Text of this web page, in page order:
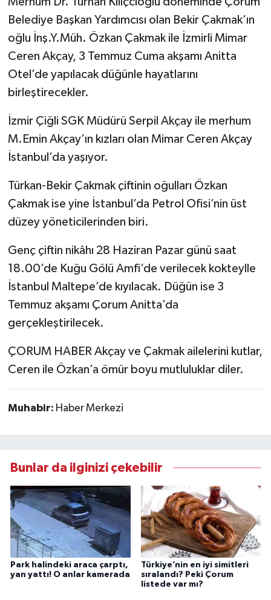
Belediye Başkan Yardımcısı olan Bekir Çakmak’ın
oğlu İnş.Y.Müh. Özkan Çakmak ile İzmirli Mimar
Ceren Akçay, 3 Temmuz Cuma akşamı Anitta
Otel’de yapılacak düğünle hayatlarını
birleştirecekler.
İzmir Çiğli SGK Müdürü Serpil Akçay ile merhum
M.Emin Akçay’ın kızları olan Mimar Ceren Akçay
İstanbul’da yaşıyor.
Türkan-Bekir Çakmak çiftinin oğulları Özkan
Çakmak ise yine İstanbul’da Petrol Ofisi’nin üst
düzey yöneticilerinden biri.
Genç çiftin nikâhı 28 Haziran Pazar günü saat
18.00’de Kuğu Gölü Amfi’de verilecek kokteylle
İstanbul Maltepe’de kıyılacak. Düğün ise 3
Temmuz akşamı Çorum Anitta’da
gerçekleştirilecek.
ÇORUM HABER Akçay ve Çakmak ailelerini kutlar,
Ceren ile Özkan’a ömür boyu mutluluklar diler.
Muhabir: Haber Merkezi
Bunlar da ilginizi çekebilir
Park halindeki araca çarptı,
yan yattı! O anlar kamerada
Türkiye’nin en iyi simitleri
sıralandı? Peki Çorum
listede var mı?
Ortaköy
Osmancık
Sungurlu
Sağlık